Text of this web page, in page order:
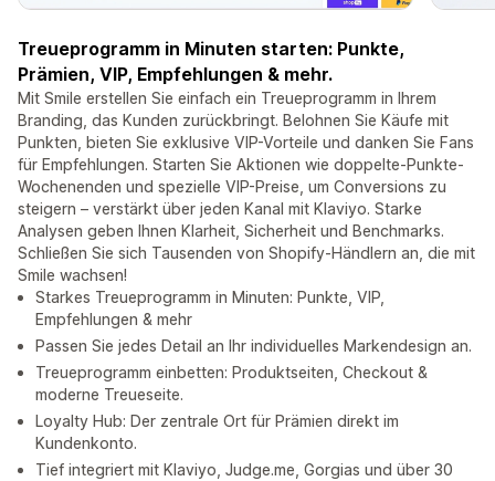
Treueprogramm in Minuten starten: Punkte,
Prämien, VIP, Empfehlungen & mehr.
Mit Smile erstellen Sie einfach ein Treueprogramm in Ihrem
Branding, das Kunden zurückbringt. Belohnen Sie Käufe mit
Punkten, bieten Sie exklusive VIP-Vorteile und danken Sie Fans
für Empfehlungen. Starten Sie Aktionen wie doppelte-Punkte-
Wochenenden und spezielle VIP-Preise, um Conversions zu
steigern – verstärkt über jeden Kanal mit Klaviyo. Starke
Analysen geben Ihnen Klarheit, Sicherheit und Benchmarks.
Schließen Sie sich Tausenden von Shopify-Händlern an, die mit
Smile wachsen!
Starkes Treueprogramm in Minuten: Punkte, VIP,
Empfehlungen & mehr
Passen Sie jedes Detail an Ihr individuelles Markendesign an.
Treueprogramm einbetten: Produktseiten, Checkout &
moderne Treueseite.
Loyalty Hub: Der zentrale Ort für Prämien direkt im
Kundenkonto.
Tief integriert mit Klaviyo, Judge.me, Gorgias und über 30